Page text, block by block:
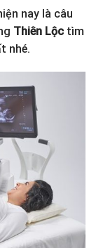
nay là câu
Thiên Lộc tìm
nhé.